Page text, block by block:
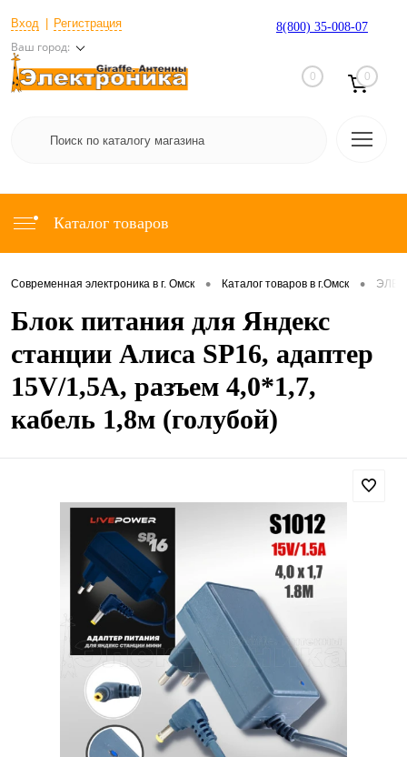
Вход Регистрация
Ваш город:
8(800) 35-008-07
0 0
Каталог товаров
Современная электроника в г. Омск • Каталог товаров в г.Омск •
Блок питания для Яндекс
станции Алиса SP16, адаптер
15V/1,5A, разъем 4,0*1,7,
кабель 1,8м (голубой)